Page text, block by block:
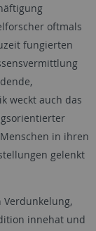
oftmals
fungierten
weckt auch das
in ihren
gelenkt
Verdunkelung,
innehat und